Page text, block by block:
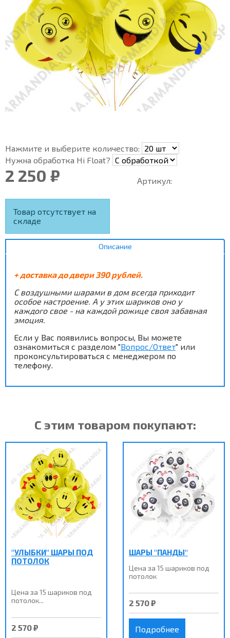
Нажмите и выберите количество:
Нужна обработка Hi Float?
2 250 ₽ Артикул:
Товар отсутствует на
складе
Описание
+ доставка до двери 390 рублей.
С воздушными шарами в дом всегда приходит
особое настроение. А у этих шариков оно у
каждого свое - на каждой рожице своя забавная
эмоция.
Если у Вас появились вопросы, Вы можете
ознакомиться с разделом "Вопрос/Ответ" или
проконсультироваться с менеджером по
телефону.
С этим товаром покупают:
"УЛЫБКИ" ШАРЫ ПОД
ПОТОЛОК
Цена за 15 шариков под
потолок...
2 570 ₽
ШАРЫ "ПАНДЫ"
Цена за 15 шариков под
потолок
2 570 ₽
Подробнее